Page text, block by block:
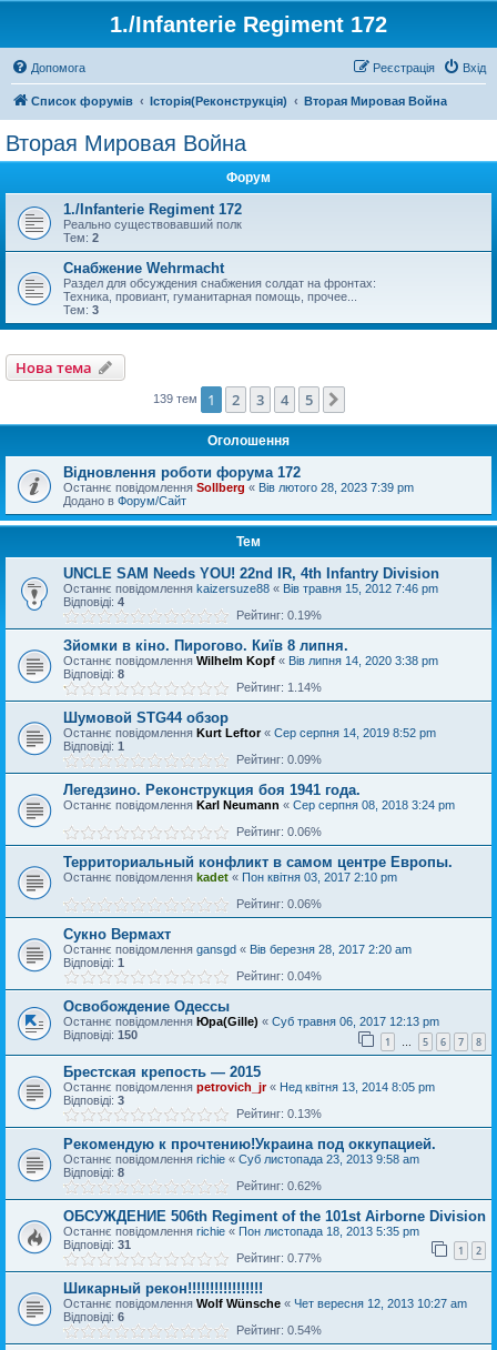
1./Infanterie Regiment 172
Допомога Вхід
Реєстрація
Список форумів Історiя(Реконструкція) Вторая Мировая Война
Вторая Мировая Война
Форум
1./Infanterie Regiment 172
Реально существовавший полк
Тем: 2
Снабжение Wehrmacht
Раздел для обсуждения снабжения солдат на фронтах:
Техника, провиант, гуманитарная помощь, прочее...
Тем: 3
Нова тема
139 тем 1 2 3 4 5
Оголошення
Відновлення роботи форума 172
Останнє повідомлення Sollberg « Вів лютого 28, 2023 7:39 pm
Додано в Форум/Сайт
Тем
UNCLE SAM Needs YOU! 22nd IR, 4th Infantry Division
Останнє повідомлення kaizersuze88 « Вів травня 15, 2012 7:46 pm
Відповіді: 4
Рейтинг: 0.19%
Зйомки в кіно. Пирогово. Київ 8 липня.
Останнє повідомлення Wilhelm Kopf « Вів липня 14, 2020 3:38 pm
Відповіді: 8
Рейтинг: 1.14%
Шумовой STG44 обзор
Останнє повідомлення Kurt Leftor« Сер серпня 14, 2019 8:52 pm
Відповіді: 1
Рейтинг: 0.09%
Легедзино. Реконструкция боя 1941 года.
Останнє повідомлення Karl Neumann « Сер серпня 08, 2018 3:24 pm
Рейтинг: 0.06%
Территориальный конфликт в самом центре Европы.
Останнє повідомлення kadet « Пон квітня 03, 2017 2:10 pm
Рейтинг: 0.06%
Cукно Вермахт
Останнє повідомлення gansgd « Вів березня 28, 2017 2:20 am
Відповіді: 1
Рейтинг: 0.04%
Освобождение Одессы
Останнє повідомлення Юра(Gille) « Суб травня 06, 2017 12:13 pm
Відповіді: 150 1 … 5 6 7 8
Брестская крепость — 2015
Останнє повідомлення petrovich_jr« Нед квітня 13, 2014 8:05 pm
Відповіді: 3
Рейтинг: 0.13%
Рекомендую к прочтению!Украина под оккупацией.
Останнє повідомлення richie « Суб листопада 23, 2013 9:58 am
Відповіді: 8
Рейтинг: 0.62%
ОБСУЖДЕНИЕ 506th Regiment of the 101st Airborne Division
Останнє повідомлення richie « Пон листопада 18, 2013 5:35 pm
Відповіді: 31 1 2
Рейтинг: 0.77%
Шикарный рекон!!!!!!!!!!!!!!!!!
Останнє повідомлення Wolf Wünsche « Чет вересня 12, 2013 10:27 am
Відповіді: 6
Рейтинг: 0.54%